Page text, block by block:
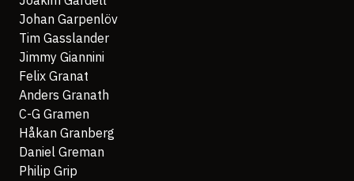
Johan Garpenlöv
Tim Gasslander
Jimmy Giannini
Felix Granat
Anders Granath
C-G Gramen
Håkan Granberg
Daniel Greman
Philip Grip